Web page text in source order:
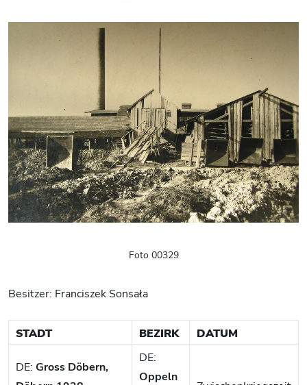
Foto 00329
Besitzer: Franciszek Sonsała
STADT BEZIRK DATUM
DE: Gross Döbern,
DE:
Oppeln